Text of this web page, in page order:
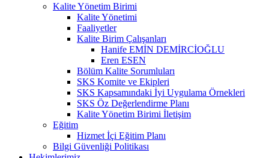
Kalite Yönetim Birimi
Kalite Yönetimi
Faaliyetler
Kalite Birim Çalışanları
Hanife EMİN DEMİRCİOĞLU
Eren ESEN
Bölüm Kalite Sorumluları
SKS Komite ve Ekipleri
SKS Kapsamındaki İyi Uygulama Örnekleri
SKS Öz Değerlendirme Planı
Kalite Yönetim Birimi İletişim
Eğitim
Hizmet İçi Eğitim Planı
Bilgi Güvenliği Politikası